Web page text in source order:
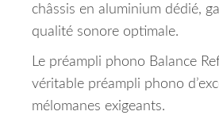
châssis en aluminium dédié,
qualité sonore optimale.
Le préampli phono Balance
véritable préampli phono
mélomanes exigeants.